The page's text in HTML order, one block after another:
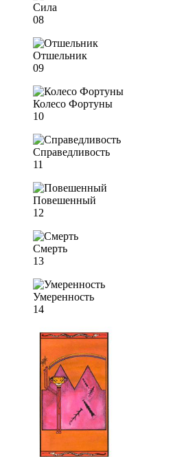
Сила
08
Отшельник
09
Колесо Фортуны
10
Справедливость
11
Повешенный
12
Смерть
13
Умеренность
14